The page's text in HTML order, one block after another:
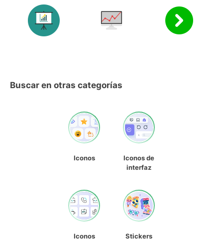
Buscar en otras categorías
Iconos
Iconos de
interfaz
Iconos
Stickers